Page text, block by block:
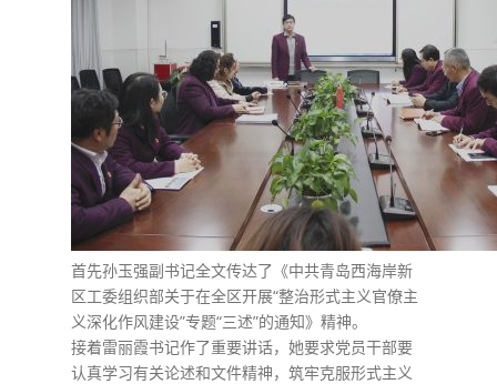
首先孙玉强副书记全文传达了《中共青岛西海岸新
区工委组织部关于在全区开展“整治形式主义官僚主
义深化作风建设”专题“三述”的通知》精神。
接着雷丽霞书记作了重要讲话，她要求党员干部要
认真学习有关论述和文件精神，筑牢克服形式主义